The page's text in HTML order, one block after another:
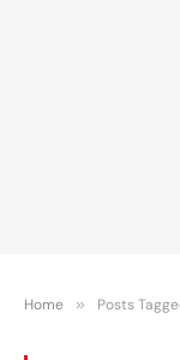
Home » Posts